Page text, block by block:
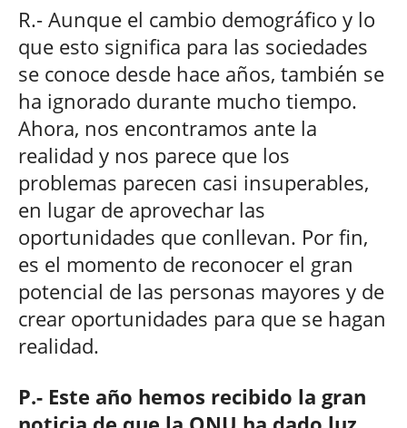
R.- Aunque el cambio demográfico y lo
que esto significa para las sociedades
se conoce desde hace años, también se
ha ignorado durante mucho tiempo.
Ahora, nos encontramos ante la
realidad y nos parece que los
problemas parecen casi insuperables,
en lugar de aprovechar las
oportunidades que conllevan. Por fin,
es el momento de reconocer el gran
potencial de las personas mayores y de
crear oportunidades para que se hagan
realidad.
P.- Este año hemos recibido la gran